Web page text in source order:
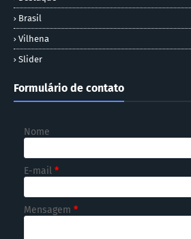
Brasil
Vilhena
Slider
Formulário de contato
Nome
E-mail *
Mensagem *